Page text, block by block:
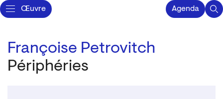
Œuvre Agenda
Françoise Petrovitch
Périphéries